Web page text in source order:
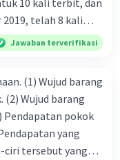
telah 8 kali
sebesar
jurnal pembalik
Jawaban terverifikasi
(1) Wujud barang
Wujud barang
Pendapatan pokok
yang
ciri tersebut yang